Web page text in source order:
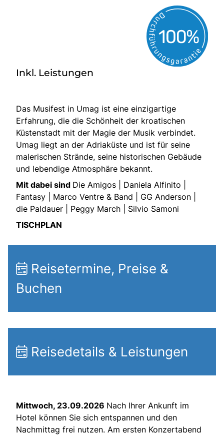
Inkl. Leistungen
Das Musifest in Umag ist eine einzigartige
Erfahrung, die die Schönheit der kroatischen
Küstenstadt mit der Magie der Musik verbindet.
Umag liegt an der Adriaküste und ist für seine
malerischen Strände, seine historischen Gebäude
und lebendige Atmosphäre bekannt.
Mit dabei sind Die Amigos | Daniela Alfinito |
Fantasy | Marco Ventre & Band | GG Anderson |
die Paldauer | Peggy March | Silvio Samoni
TISCHPLAN
Reisetermine, Preise &
Buchen
Reisedetails & Leistungen
Mittwoch, 23.09.2026 Nach Ihrer Ankunft im
Hotel können Sie sich entspannen und den
Nachmittag frei nutzen. Am ersten Konzertabend